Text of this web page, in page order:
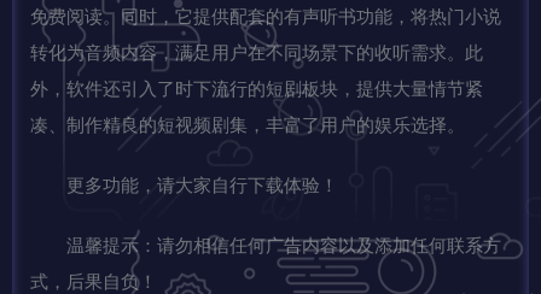
免费阅读。同时，它提供配套的有声听书功能，将热门小说
转化为音频内容，满足用户在不同场景下的收听需求。此
外，软件还引入了时下流行的短剧板块，提供大量情节紧
凑、制作精良的短视频剧集，丰富了用户的娱乐选择。
更多功能，请大家自行下载体验！
温馨提示：请勿相信任何广告内容以及添加任何联系方
式，后果自负！